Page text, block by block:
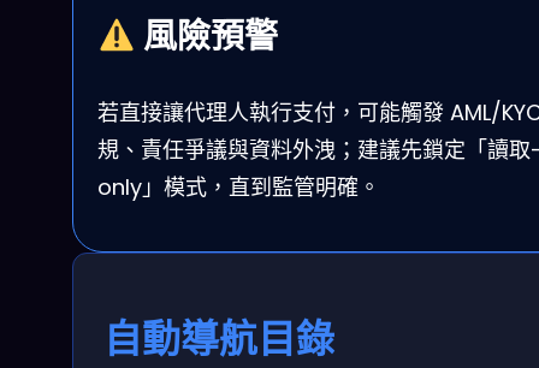
風險預警
若直接讓代理人執行支付，可能觸發 AML/
規、責任爭議與資料外洩；建議先鎖定「讀
only」模式，直到監管明確。
自動導航目錄